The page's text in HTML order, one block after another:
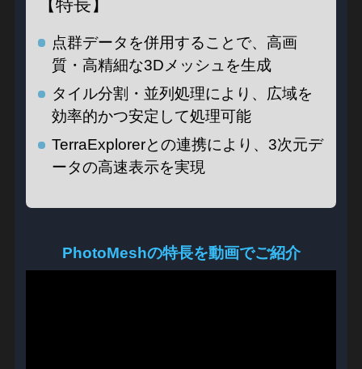
【特長】
点群データを併用することで、高画
質・高精細な3Dメッシュを生成
タイル分割・並列処理により、広域を
効率的かつ安定して処理可能
TerraExplorerとの連携により、3次元デ
ータの高速表示を実現
PhotoMeshの特長を動画でご紹介